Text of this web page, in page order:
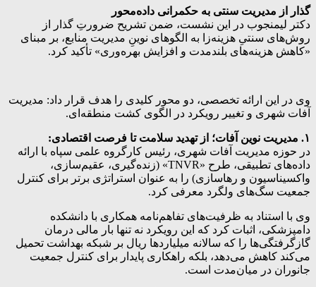
گذار از مدیریت سنتی به حکمرانی داده‌محور
دکتر لیمنجوب در این نشست، ضمن تشریح ضرورتِ گذار از
روش‌های سنتیِ هزینه‌زا به الگوهای نوینِ مدیریت منابع، بر مبنای
«کاهش هزینه‌های بلندمدت و افزایش بهره‌وری» تأکید کرد.
وی در این ارائه تخصصی، دو محور کلیدی را هدف قرار داد: مدیریت
آفات شهری و تغییر رویکرد در الگوی کشت منطقه‌ای.
۱. مدیریت نوین آفات؛ از تهدید سلامت تا فرصت اقتصادی:
در حوزه مدیریت آفات شهری، رئیس کارگروه علمی سپاه با ارائه
داده‌های تطبیقی، طرح «TNVR» (زنده‌گیری، عقیم‌سازی،
واکسیناسیون و رهاسازی) را به عنوان استراتژی برتر برای کنترل
جمعیت سگ‌های ولگرد معرفی کرد.
وی با استناد به ظرفیت‌های تفاهم‌نامه همکاری با دانشکده
دامپزشکی، اثبات کرد که این رویکرد نه تنها بار مالی درمان
گازگرفتگی‌ها را که سالانه میلیاردها ریال بر شبکه بهداشت تحمیل
می‌کند کاهش می‌دهد، بلکه راهکاری پایدار برای کنترل جمعیت
جانوران در میان‌مدت است.